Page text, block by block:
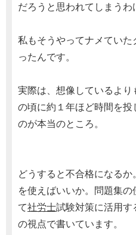
だろうと思われてしまうわ
私もそうやってナメてい
ったんです。
実際は、想像しているよ
の頃に約１年ほど時間を
のが本当のところ。
どうすると不合格になる
を使えばいいか。問題集
て社労士試験対策に活用
の視点で書いています。